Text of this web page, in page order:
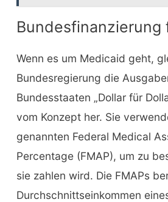
Bundesfinanzierung
Wenn es um Medicaid geht,
Bundesregierung die
Bundesstaaten „Dollar für
vom Konzept her. Sie
genannten Federal Medical
Percentage (FMAP), um zu
sie zahlen wird. Die FMAPs
Durchschnittseinkommen